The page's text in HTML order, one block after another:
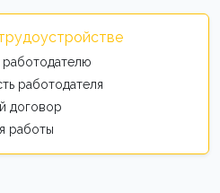
работодателю
работодателя
договор
работы